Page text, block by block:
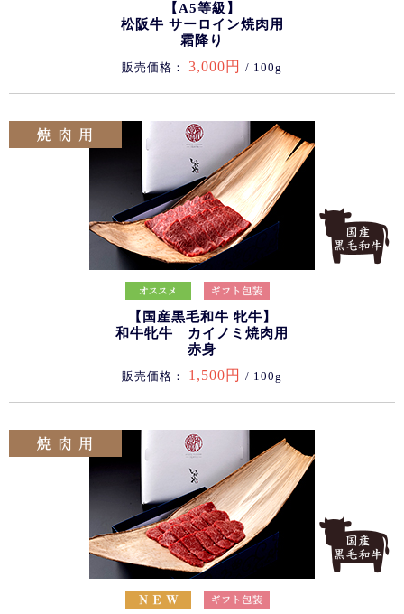
【A5等級】
松阪牛 サーロイン焼肉用
霜降り
販売価格： 3,000円 / 100g
【国産黒毛和牛 牝牛】
和牛牝牛 カイノミ焼肉用
赤身
販売価格： 1,500円 / 100g